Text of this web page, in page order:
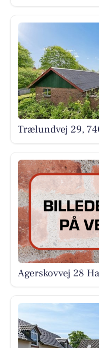
Trælundvej 29,
Agerskovvej 28